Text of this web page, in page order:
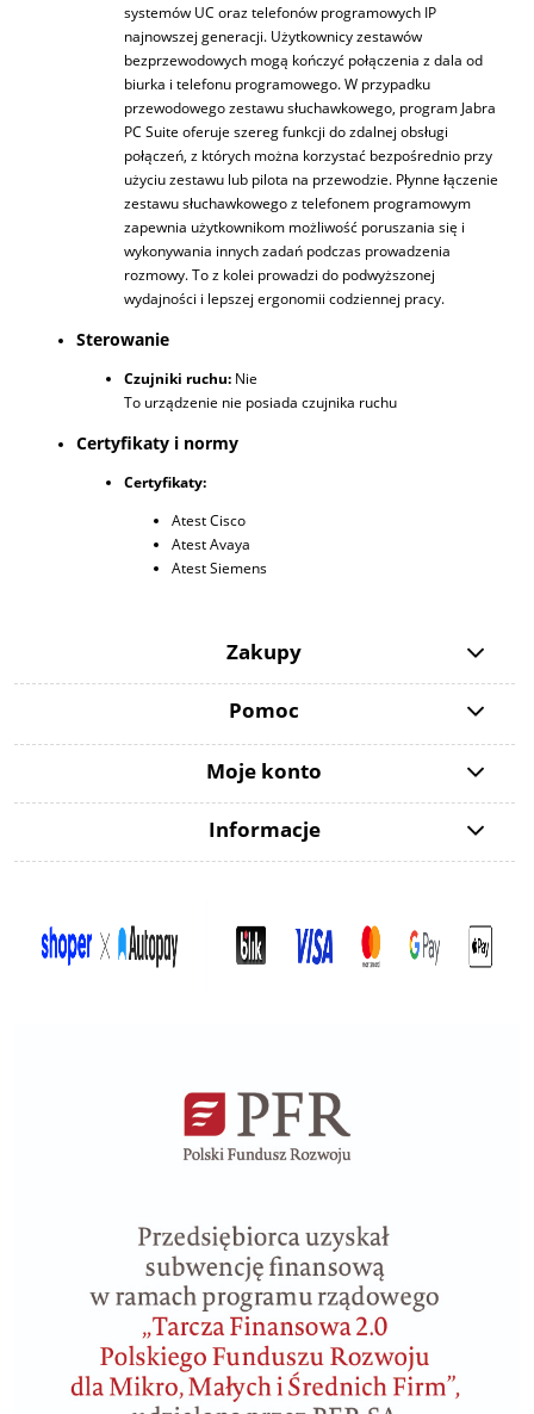
systemów UC oraz telefonów programowych IP
najnowszej generacji. Użytkownicy zestawów
bezprzewodowych mogą kończyć połączenia z dala od
biurka i telefonu programowego. W przypadku
przewodowego zestawu słuchawkowego, program Jabra
PC Suite oferuje szereg funkcji do zdalnej obsługi
połączeń, z których można korzystać bezpośrednio przy
użyciu zestawu lub pilota na przewodzie. Płynne łączenie
zestawu słuchawkowego z telefonem programowym
zapewnia użytkownikom możliwość poruszania się i
wykonywania innych zadań podczas prowadzenia
rozmowy. To z kolei prowadzi do podwyższonej
wydajności i lepszej ergonomii codziennej pracy.
Sterowanie
Czujniki ruchu: Nie
To urządzenie nie posiada czujnika ruchu
Certyfikaty i normy
Certyfikaty:
Atest Cisco
Atest Avaya
Atest Siemens
Zakupy
Pomoc
Moje konto
Informacje